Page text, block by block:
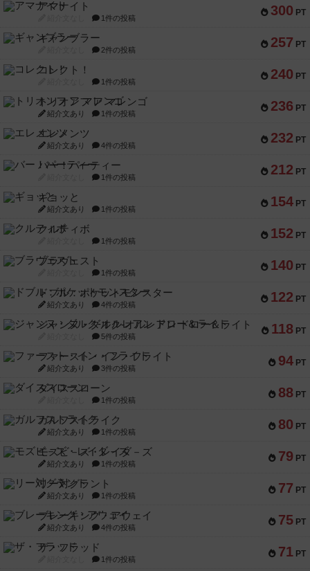
300 PT
アマナイト
1件の投稿
257 PT
ギャンブラー
2件の投稿
240 PT
コレクト！
1件の投稿
236 PT
トリオンフ ア マレンゴ
紹介文あり 1件の投稿
232 PT
エレメンツ
紹介文あり 4件の投稿
212 PT
バー！パーティー
1件の投稿
154 PT
ギョッと
紹介文あり 1件の投稿
152 PT
クルティボ
1件の投稿
140 PT
ブラヴェスト
1件の投稿
122 PT
ドブル：ポケットモンスター
紹介文あり 4件の投稿
118 PT
ジャンヌ・ダルク-オルレアン ドロー＆ライト
5件の投稿
94 PT
ファースト・イン・フライト
紹介文あり 3件の投稿
88 PT
ダイススローン
1件の投稿
80 PT
ガルフストライク
紹介文あり 1件の投稿
79 PT
モズビ－ズ・レイダ－ズ
紹介文あり 1件の投稿
77 PT
リー対グラント
紹介文あり 1件の投稿
75 PT
ブレーキング・アウェイ
紹介文あり 4件の投稿
71 PT
ザ・フラッド
1件の投稿